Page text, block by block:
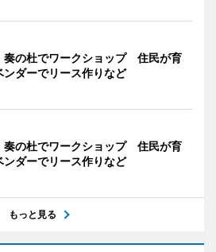
奏の杜でワークショップ 住民が育
ンダーでリース作りなど
奏の杜でワークショップ 住民が育
ンダーでリース作りなど
もっと見る